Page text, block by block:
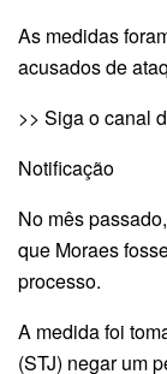
As medidas
acusados de
>> Siga o canal
Notificação
No mês
que Moraes
processo.
A medida foi
(STJ) negar um